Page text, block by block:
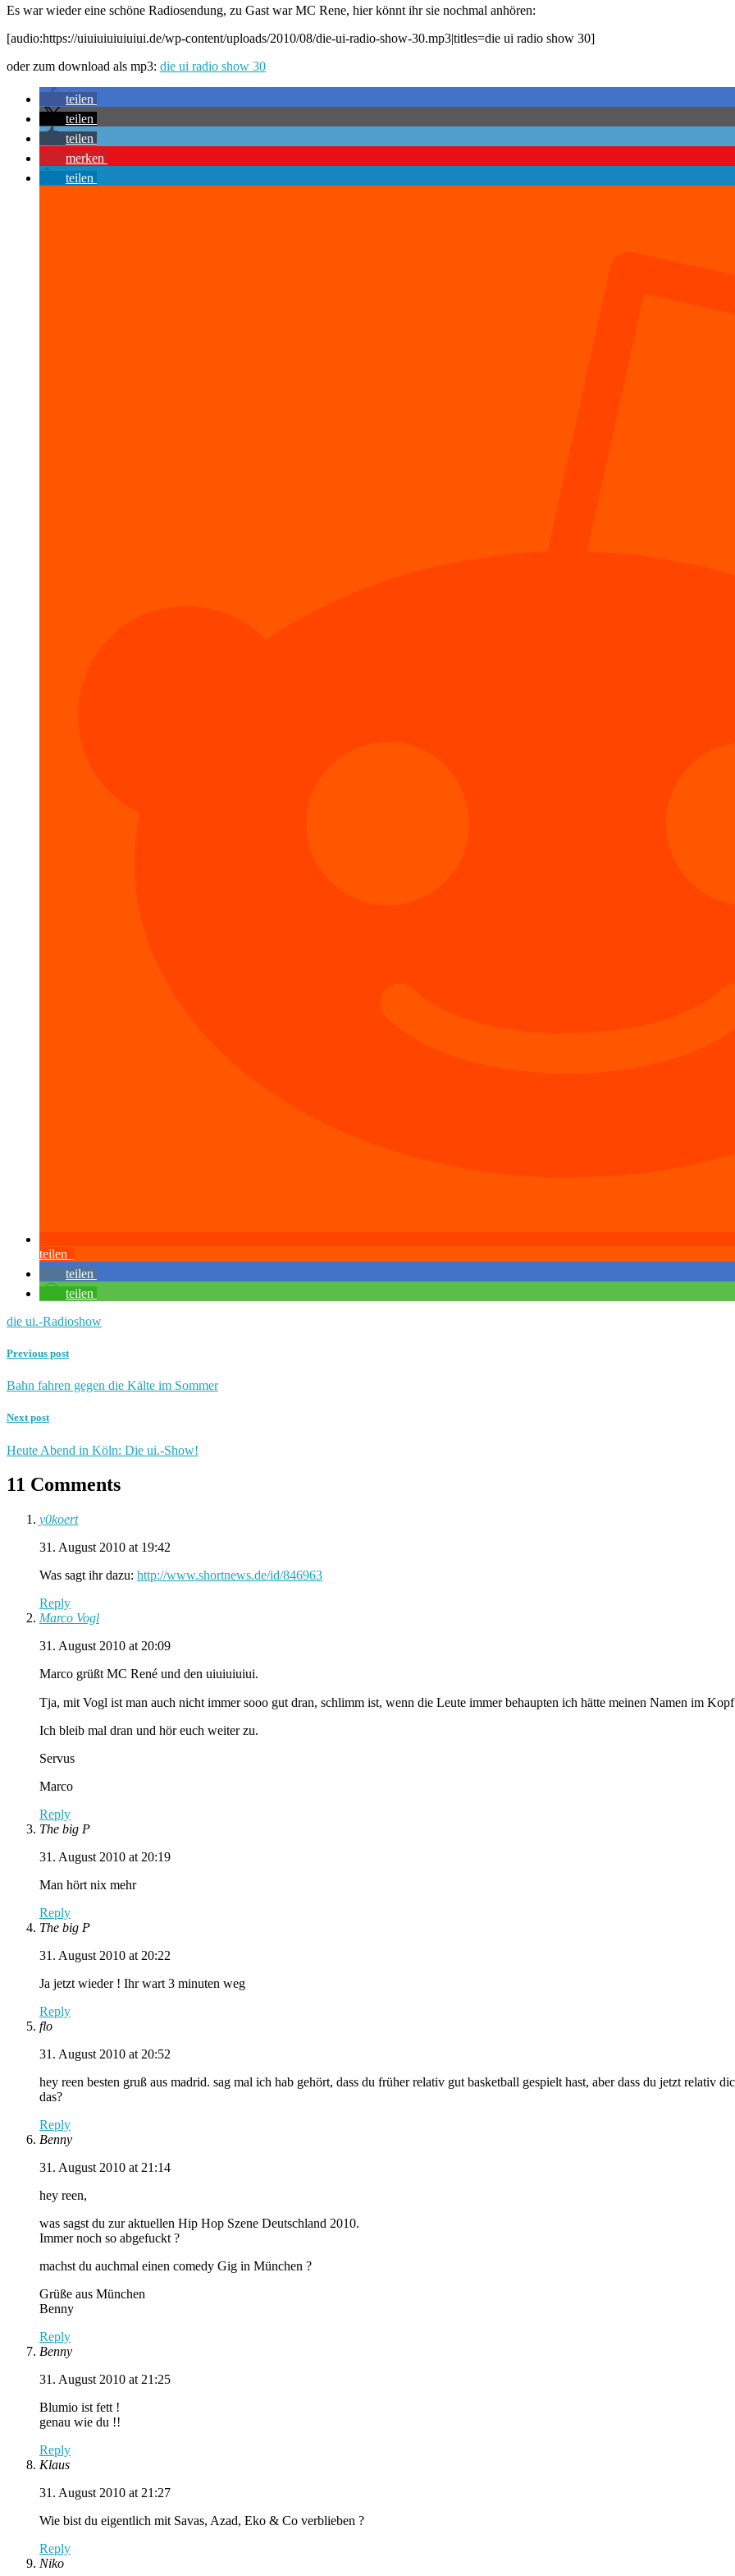
Es war wieder eine schöne Radiosendung, zu Gast war MC Rene, hier könnt ihr sie nochmal anhören:
[audio:https://uiuiuiuiuiuiui.de/wp-content/uploads/2010/08/die-ui-radio-show-30.mp3|titles=die ui radio show 30]
oder zum download als mp3: die ui radio show 30
teilen
teilen
teilen
merken
teilen
teilen
teilen
teilen
die ui.-Radioshow
Previous post
Bahn fahren gegen die Kälte im Sommer
Next post
Heute Abend in Köln: Die ui.-Show!
11 Comments
y0koert
31. August 2010 at 19:42
Was sagt ihr dazu: http://www.shortnews.de/id/846963
Reply
Marco Vogl
31. August 2010 at 20:09
Marco grüßt MC René und den uiuiuiuiui.
Tja, mit Vogl ist man auch nicht immer sooo gut dran, schlimm ist, wenn die Leute immer behaupten ich hätte meinen Namen im
Ich bleib mal dran und hör euch weiter zu.
Servus
Marco
Reply
The big P
31. August 2010 at 20:19
Man hört nix mehr
Reply
The big P
31. August 2010 at 20:22
Ja jetzt wieder ! Ihr wart 3 minuten weg
Reply
flo
31. August 2010 at 20:52
hey reen besten gruß aus madrid. sag mal ich hab gehört, dass du früher relativ gut basketball gespielt hast, aber dass du jetzt relativ
das?
Reply
Benny
31. August 2010 at 21:14
hey reen,
was sagst du zur aktuellen Hip Hop Szene Deutschland 2010.
Immer noch so abgefuckt ?
machst du auchmal einen comedy Gig in München ?
Grüße aus München
Benny
Reply
Benny
31. August 2010 at 21:25
Blumio ist fett !
genau wie du !!
Reply
Klaus
31. August 2010 at 21:27
Wie bist du eigentlich mit Savas, Azad, Eko & Co verblieben ?
Reply
Niko